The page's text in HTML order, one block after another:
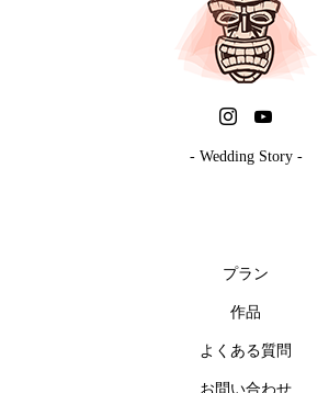
- Wedding Story -
プラン
作品
よくある質問
お問い合わせ